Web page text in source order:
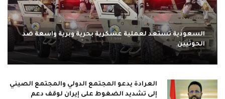
السعودية تستعد لعملية عسكرية بحرية وبرية واسعة ضد
الحوثيين
العرادة يدعو المجتمع الدولي والمجتمع الصيني
إلى تشديد الضغوط على إيران لوقف دعم